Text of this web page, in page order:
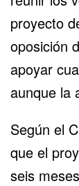
proyecto
oposición
apoyar
aunque la
Según el
que el
seis